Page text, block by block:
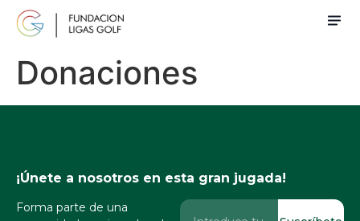
Donaciones
¡Únete a nosotros en esta gran jugada!
Forma parte de una